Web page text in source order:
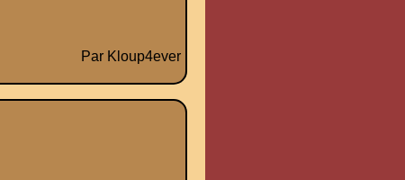
Par Kloup4ever